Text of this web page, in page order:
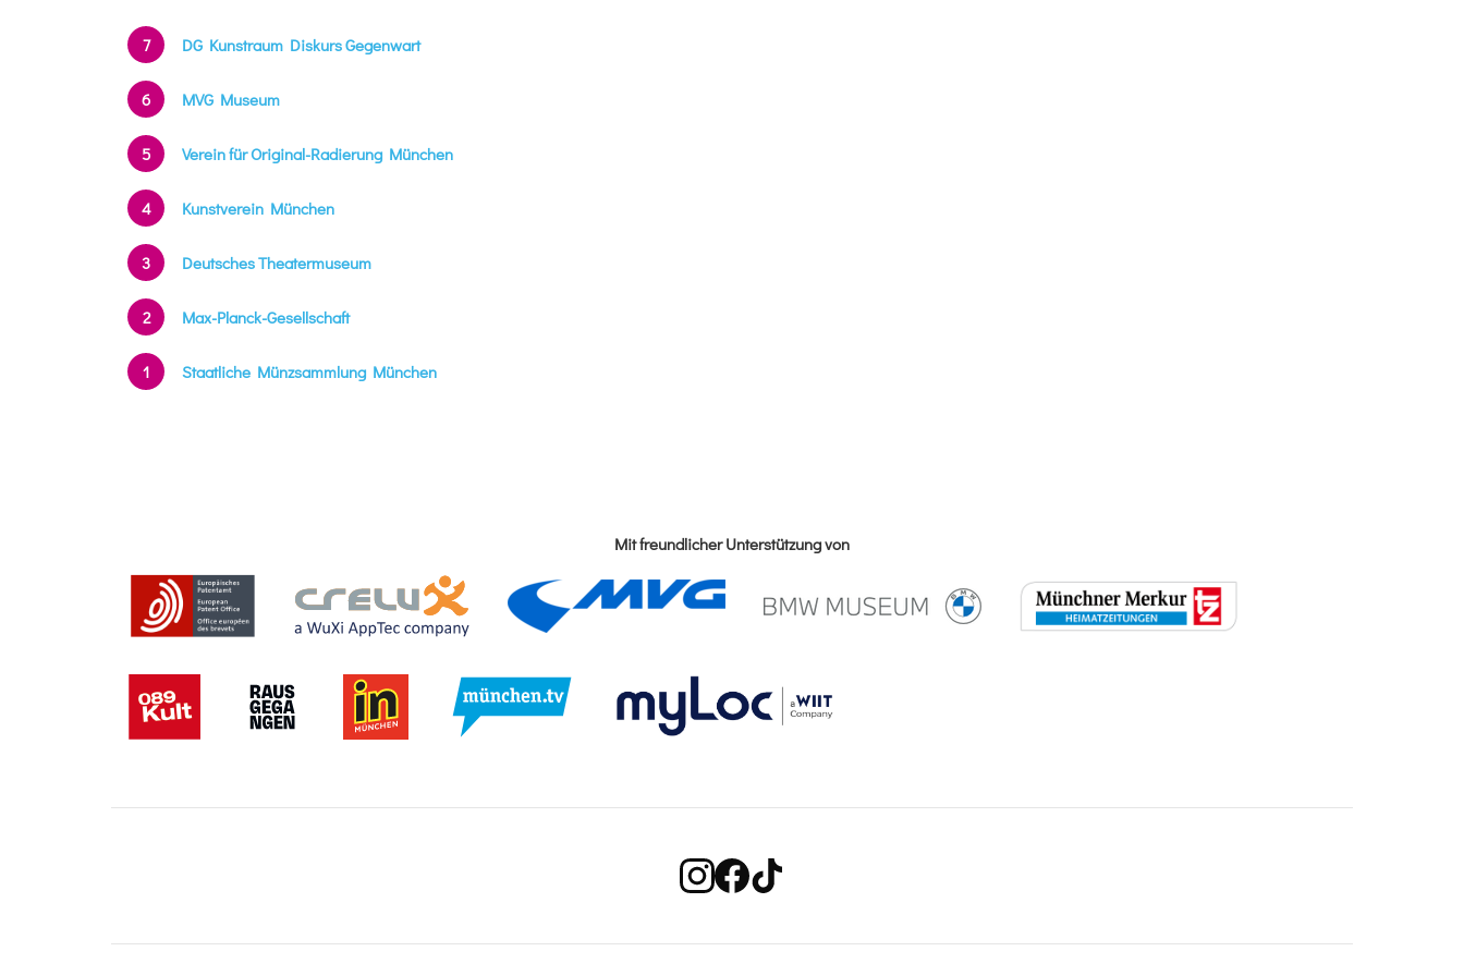
7 DG Kunstraum Diskurs Gegenwart
6 MVG Museum
5 Verein für Original-Radierung München
4 Kunstverein München
3 Deutsches Theatermuseum
2 Max-Planck-Gesellschaft
1 Staatliche Münzsammlung München
Mit freundlicher Unterstützung von